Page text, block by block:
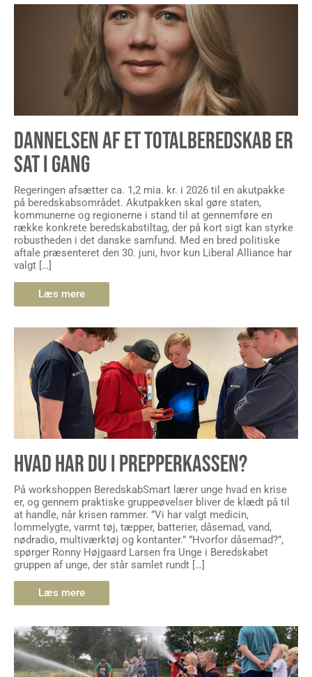
DANNELSEN AF ET TOTALBEREDSKAB ER
SAT I GANG
Regeringen afsætter ca. 1,2 mia. kr. i 2026 til en akutpakke
på beredskabsområdet. Akutpakken skal gøre staten,
kommunerne og regionerne i stand til at gennemføre en
række konkrete beredskabstiltag, der på kort sigt kan styrke
robustheden i det danske samfund. Med en bred politiske
aftale præsenteret den 30. juni, hvor kun Liberal Alliance har
valgt […]
Læs mere
HVAD HAR DU I PREPPERKASSEN?
På workshoppen BeredskabSmart lærer unge hvad en krise
er, og gennem praktiske gruppeøvelser bliver de klædt på til
at handle, når krisen rammer. ”Vi har valgt medicin,
lommelygte, varmt tøj, tæpper, batterier, dåsemad, vand,
nødradio, multiværktøj og kontanter.” ”Hvorfor dåsemad?”,
spørger Ronny Højgaard Larsen fra Unge i Beredskabet
gruppen af unge, der står samlet rundt […]
Læs mere